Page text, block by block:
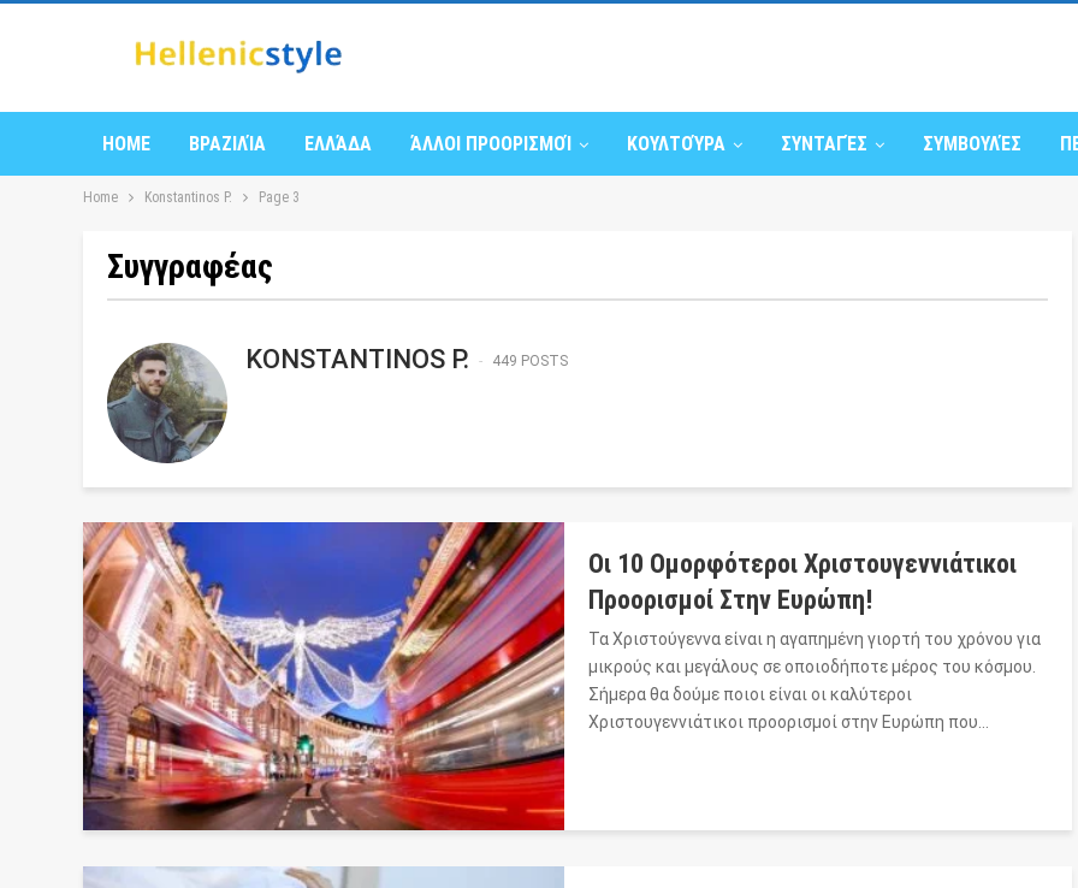
HOME ΒΡΑΖΙΛΊΑ ΕΛΛΆΔΑ ΆΛΛΟΙ ΠΡΟΟΡΙΣΜΟΊ ΚΟΥΛΤΟΎΡΑ ΣΥΝΤΑΓΈΣ ΣΥΜΒΟΥΛΈΣ
Home Konstantinos P. Page 3
Συγγραφέας
KONSTANTINOS P. 449 POSTS
Οι 10 Ομορφότεροι Χριστουγεννιάτικοι
Προορισμοί Στην Ευρώπη!
Τα Χριστούγεννα είναι η αγαπημένη γιορτή του χρόνου για
μικρούς και μεγάλους σε οποιοδήποτε μέρος του κόσμου.
Σήμερα θα δούμε ποιοι είναι οι καλύτεροι
Χριστουγεννιάτικοι προορισμοί στην Ευρώπη που…